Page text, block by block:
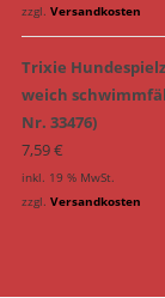
zzgl. Versandkosten
Trixie
weich
Nr. 33476)
7,59€
inkl. 19 % MwSt.
zzgl. Versandkosten